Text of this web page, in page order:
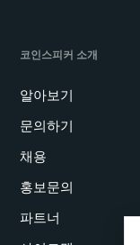
코인스피커 소개
알아보기
문의하기
채용
홍보문의
파트너